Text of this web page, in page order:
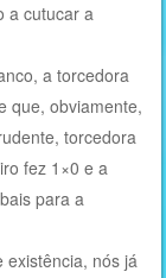
a cutucar a
a torcedora
que, obviamente,
torcedora
fez 1×0 e a
para a
existência, nós já